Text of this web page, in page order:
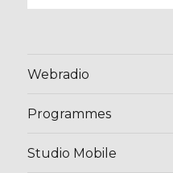
Webradio
Programmes
Studio Mobile